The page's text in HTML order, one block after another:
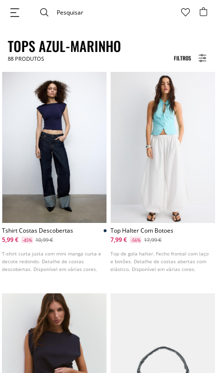
FILTROS
TOPS AZUL-MARINHO
88 PRODUTOS
Tshirt Costas Descobertas
5,99 €
-45% 10,99 €
T-shirt curta justa com mini manga curta e
decote redondo. Detalhe de costas
descobertas. Disponível em várias cores.
Top Halter Com Botoes
7,99 €
-56% 17,99 €
Top de gola halter. Fecho frontal com laço
e botões. Detalhe de costas abertas com
elástico. Disponível em várias cores.